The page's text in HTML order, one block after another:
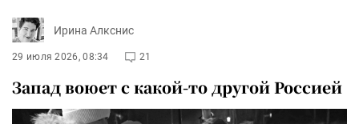
Ирина Алкснис
29 июля 2026, 08:34 21
Запад воюет с какой-то другой Россией